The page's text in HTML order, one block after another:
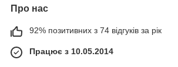
Про нас
92% позитивних з 74 відгуків за рік
Працює з 10.05.2014